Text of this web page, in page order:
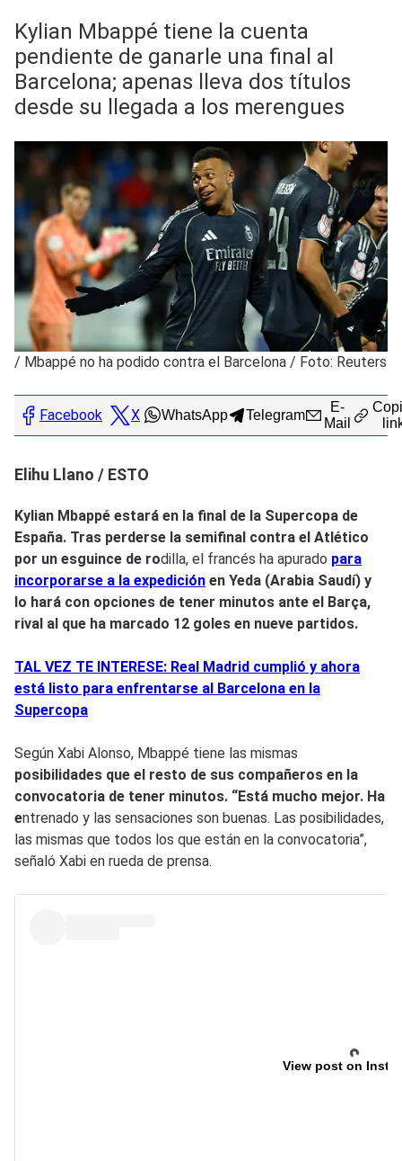
Kylian Mbappé tiene la cuenta
pendiente de ganarle una final al
Barcelona; apenas lleva dos títulos
desde su llegada a los merengues
/ Mbappé no ha podido contra el Barcelona / Foto: Reuters
Facebook X WhatsApp Telegram
E-
Mail
Elihu Llano / ESTO
Kylian Mbappé estará en la final de la Supercopa de
España. Tras perderse la semifinal contra el Atlético
por un esguince de rodilla, el francés ha apurado para
incorporarse a la expedición en Yeda (Arabia Saudí) y
lo hará con opciones de tener minutos ante el Barça,
rival al que ha marcado 12 goles en nueve partidos.
TAL VEZ TE INTERESE: Real Madrid cumplió y ahora
está listo para enfrentarse al Barcelona en la
Supercopa
Según Xabi Alonso, Mbappé tiene las mismas
posibilidades que el resto de sus compañeros en la
convocatoria de tener minutos. “Está mucho mejor. Ha
entrenado y las sensaciones son buenas. Las posibilidades,
las mismas que todos los que están en la convocatoria”,
señaló Xabi en rueda de prensa.
View post on